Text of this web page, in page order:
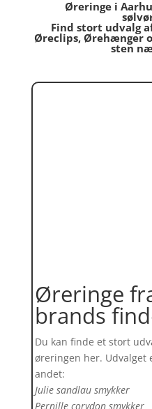
Øreringe i
Find stort udvalg
Øreclips, Ørehænger
sten
Øreringe
brands
Du kan finde et stort
øreringen her.
andet:
Julie sandlau smykker
Pernille corydon smykker